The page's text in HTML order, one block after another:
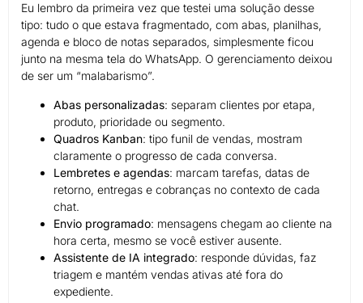
Eu lembro da primeira vez que testei uma solução desse
tipo: tudo o que estava fragmentado, com abas, planilhas,
agenda e bloco de notas separados, simplesmente ficou
junto na mesma tela do WhatsApp. O gerenciamento deixou
de ser um “malabarismo”.
Abas personalizadas: separam clientes por etapa,
produto, prioridade ou segmento.
Quadros Kanban: tipo funil de vendas, mostram
claramente o progresso de cada conversa.
Lembretes e agendas: marcam tarefas, datas de
retorno, entregas e cobranças no contexto de cada
chat.
Envio programado: mensagens chegam ao cliente na
hora certa, mesmo se você estiver ausente.
Assistente de IA integrado: responde dúvidas, faz
triagem e mantém vendas ativas até fora do
expediente.